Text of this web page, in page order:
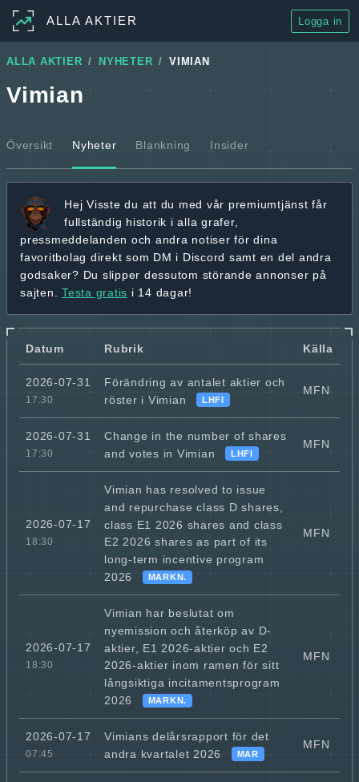
ALLA AKTIER Logga in
ALLA AKTIER NYHETER VIMIAN
Vimian
Översikt Nyheter Blankning Insider
Hej Visste du att du med vår premiumtjänst får
fullständig historik i alla grafer,
pressmeddelanden och andra notiser för dina
favoritbolag direkt som DM i Discord samt en del andra
godsaker? Du slipper dessutom störande annonser på
sajten. Testa gratis i 14 dagar!
Datum Rubrik Källa
2026-07-31
17:30
Förändring av antalet aktier och
röster i Vimian
LHFI
MFN
2026-07-31
17:30
Change in the number of shares
and votes in Vimian
LHFI
MFN
2026-07-17
18:30
Vimian has resolved to issue
and repurchase class D shares,
class E1 2026 shares and class
E2 2026 shares as part of its
long-term incentive program
2026
MARKN.
MFN
2026-07-17
18:30
Vimian har beslutat om
nyemission och återköp av D-
aktier, E1 2026-aktier och E2
2026-aktier inom ramen för sitt
långsiktiga incitamentsprogram
2026
MARKN.
MFN
2026-07-17
07:45
Vimians delårsrapport för det
andra kvartalet 2026
MAR
MFN